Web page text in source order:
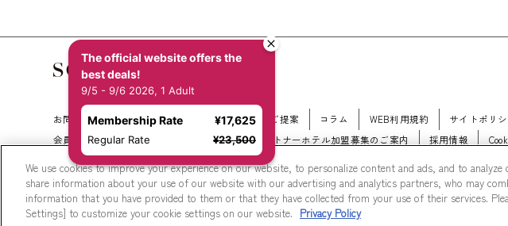
お問い合わせ 会社概要 新規ホテル開発のご提案 コラム WEB利用規約 サイトポリ
会員規約
サイトマップ 相鉄ホテルズ パートナーホテル加盟募集のご案内 採用情報
We use cookies to improve your experience on our website, to personalize content and ads, and to
share information about your use of our website with our advertising and analytics partners, who may
information that you have provided to them or that they have collected from your use of their services.
Settings] to customize your cookie settings on our website. Privacy Policy
The official website offers the
best deals!
9/5 - 9/6 2026, 1 Adult
Membership Rate ¥17,625
Regular Rate ¥23,500